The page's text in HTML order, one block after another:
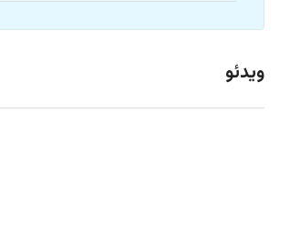
ویدئو